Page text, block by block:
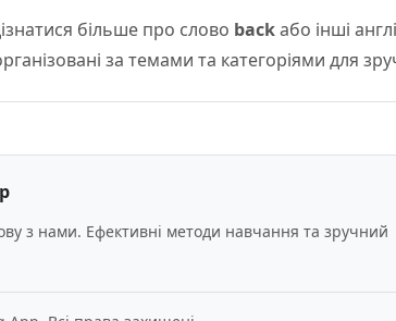
більше про слово backабо інші
за темами та категоріями для
з нами. Ефективні методи навчання та зручний